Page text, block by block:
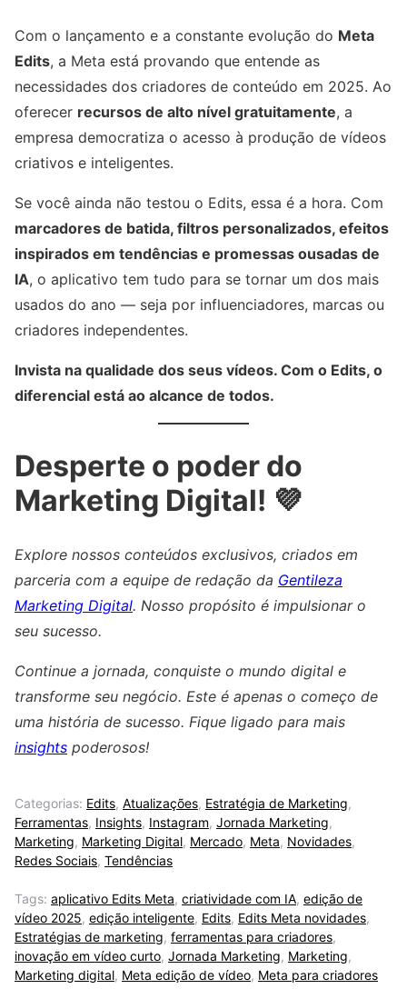
Com o lançamento e a constante evolução do Meta
Edits, a Meta está provando que entende as
necessidades dos criadores de conteúdo em 2025. Ao
oferecer recursos de alto nível gratuitamente, a
empresa democratiza o acesso à produção de vídeos
criativos e inteligentes.
Se você ainda não testou o Edits, essa é a hora. Com
marcadores de batida, filtros personalizados, efeitos
inspirados em tendências e promessas ousadas de
IA, o aplicativo tem tudo para se tornar um dos mais
usados do ano — seja por influenciadores, marcas ou
criadores independentes.
Invista na qualidade dos seus vídeos. Com o Edits, o
diferencial está ao alcance de todos.
Desperte o poder do
Marketing Digital! 💜
Explore nossos conteúdos exclusivos, criados em
parceria com a equipe de redação da Gentileza
Marketing Digital. Nosso propósito é impulsionar o
seu sucesso.
Continue a jornada, conquiste o mundo digital e
transforme seu negócio. Este é apenas o começo de
uma história de sucesso. Fique ligado para mais
insights poderosos!
Categorias: Edits, Atualizações, Estratégia de Marketing,
Ferramentas, Insights, Instagram, Jornada Marketing,
Marketing, Marketing Digital, Mercado, Meta, Novidades,
Redes Sociais, Tendências
Tags: aplicativo Edits Meta, criatividade com IA, edição de
vídeo 2025, edição inteligente, Edits, Edits Meta novidades,
Estratégias de marketing, ferramentas para criadores,
inovação em vídeo curto, Jornada Marketing, Marketing,
Marketing digital, Meta edição de vídeo, Meta para criadores